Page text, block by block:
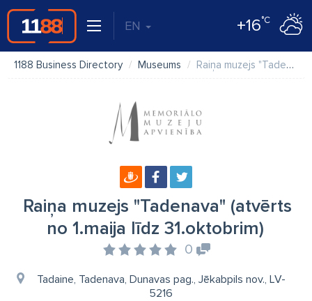
EN +16°C
1188 Business Directory Museums Raiņa muzejs "Tadenava" (atvērts no 1.maija līdz 31.oktobrim)
Raiņa muzejs "Tadenava" (atvērts
no 1.maija līdz 31.oktobrim)
0
Tadaine, Tadenava, Dunavas pag., Jēkabpils nov., LV-
5216